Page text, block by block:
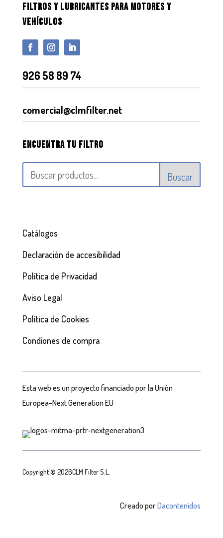
FILTROS Y LUBRICANTES PARA MOTORES Y
VEHÍCULOS
926 58 89 74
comercial@clmfilter.net
Encuentra tu filtro
Buscar
Catálogos
Declaración de accesibilidad
Política de Privacidad
Aviso Legal
Política de Cookies
Condiones de compra
Esta web es un proyecto financiado por la Unión
Europea-Next Generation EU
Copyright © 2026CLM Filter S.L.
Creado porDacontenidos